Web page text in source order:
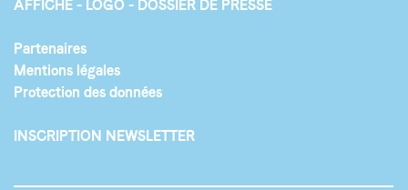
AFFICHE
LOGO DOSSIER DE PRESSE
Partenaires
Mentions légales
Protection des données
INSCRIPTION NEWSLETTER